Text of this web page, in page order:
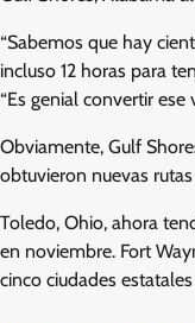
“Sabemos que hay
incluso 12 horas para
“Es genial convertir ese
Obviamente, Gulf
obtuvieron nuevas
Toledo, Ohio, ahora
en noviembre. Fort
cinco ciudades